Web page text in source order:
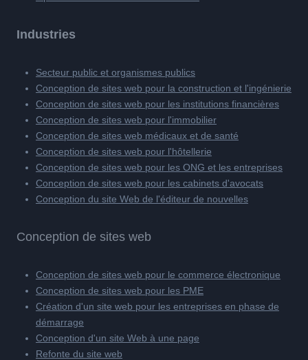
Industries
Secteur public et organismes publics
Conception de sites web pour la construction et l'ingénierie
Conception de sites web pour les institutions financières
Conception de sites web pour l'immobilier
Conception de sites web médicaux et de santé
Conception de sites web pour l'hôtellerie
Conception de sites web pour les ONG et les entreprises
Conception de sites web pour les cabinets d'avocats
Conception du site Web de l'éditeur de nouvelles
Conception de sites web
Conception de sites web pour le commerce électronique
Conception de sites web pour les PME
Création d'un site web pour les entreprises en phase de
démarrage
Conception d'un site Web à une page
Refonte du site web